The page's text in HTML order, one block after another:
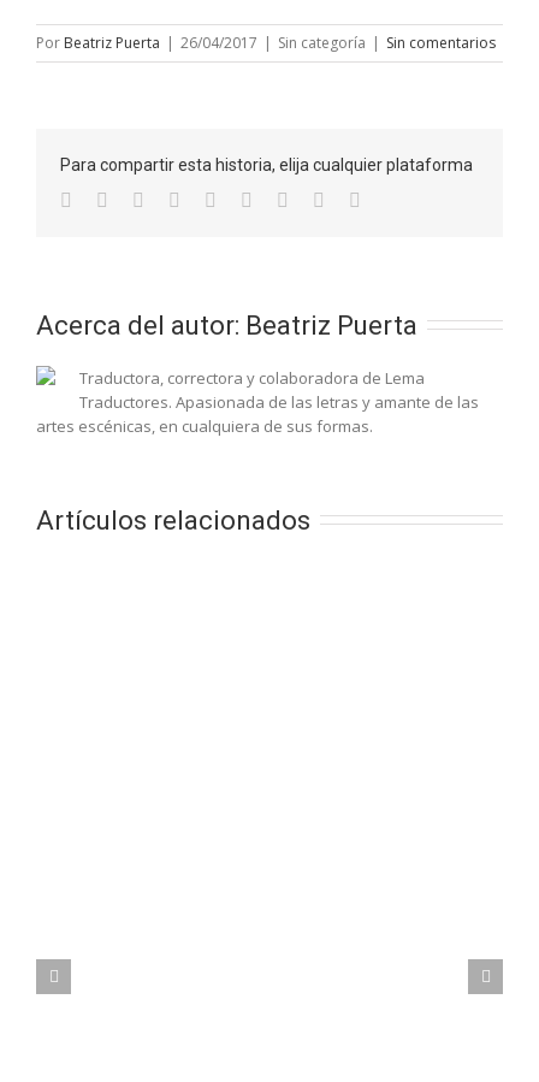
Por Beatriz Puerta | 26/04/2017 | Sin categoría | Sin comentarios
Para compartir esta historia, elija cualquier plataforma
Acerca del autor: Beatriz Puerta
Traductora, correctora y colaboradora de Lema
Traductores. Apasionada de las letras y amante de las
artes escénicas, en cualquiera de sus formas.
Artículos relacionados